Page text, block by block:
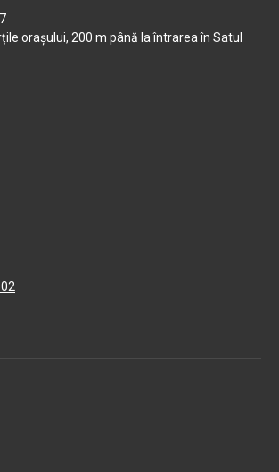
orașului, 200 m până la întrarea în Satul